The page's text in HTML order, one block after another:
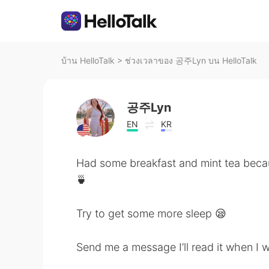
บ้าน HelloTalk > ช่วงเวลาของ 공주Lyn บน HelloTalk
공주Lyn
EN KR
Had some breakfast and mint tea
🍵
Try to get some more sleep 😪
Send me a message I’ll read it when